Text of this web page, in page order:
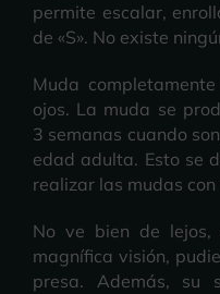
permite escalar,
de «S». No existe
Muda
ojos. La muda se
3 semanas cuando
edad adulta. Esto se
realizar las mudas
No ve bien de lejos,
magnífica visión,
presa. Además, su